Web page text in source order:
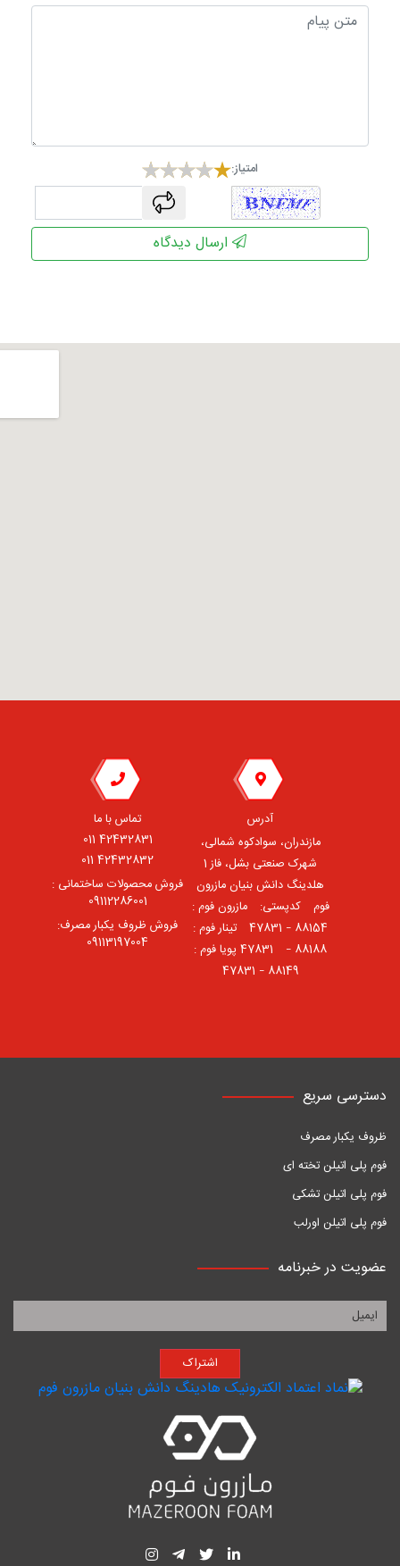
امتیاز:
captcha
ارسال دیدگاه
آدرس
مازندران، سوادکوه شمالی،
شهرک صنعتی بشل، فاز 1
هلدینگ دانش بنیان مازرون
فوم ⠀کدپستی: ⠀مازرون فوم :
88154 – 47831 ⠀تینار فوم :
88188 – 47831⠀ پویا فوم :
88149 – 47831
تماس با ما
42432831 011
42432832 011
فروش محصولات ساختمانی :
09112286001
فروش ظروف یکبار مصرف:
09113197004
دسترسی سریع
ظروف یکبار مصرف
فوم پلی اتیلن تخته ای
فوم پلی اتیلن تشکی
فوم پلی اتیلن اورلب
عضویت در خبرنامه
اشتراک